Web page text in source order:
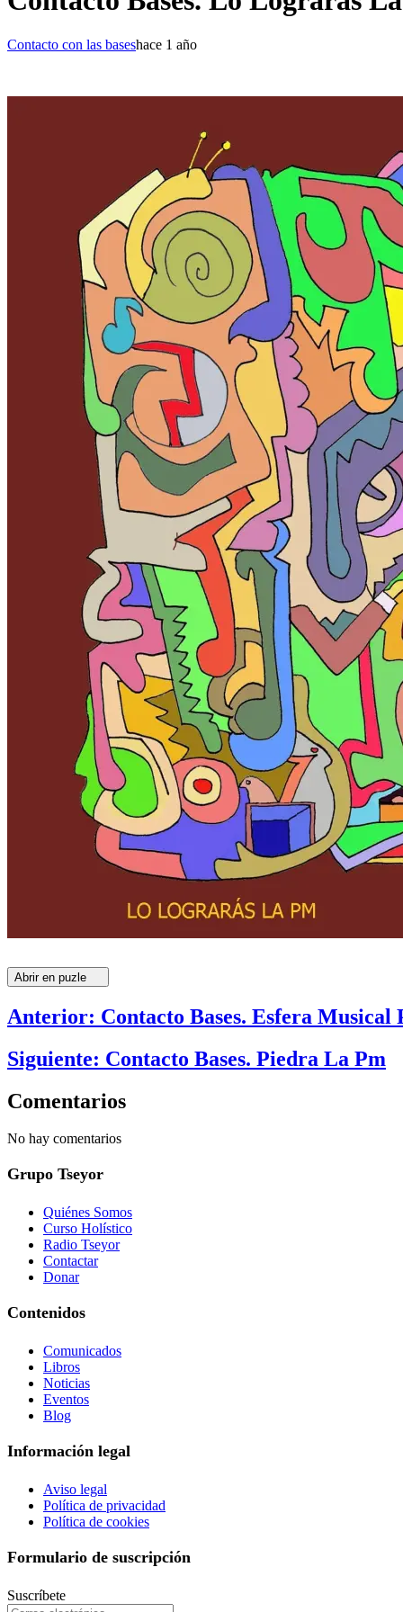
Contacto con las baseshace 1 año
Abrir en puzle
Anterior: Contacto Bases. Esfera Musical
Siguiente: Contacto Bases. Piedra La Pm
Comentarios
No hay comentarios
Grupo Tseyor
Quiénes Somos
Curso Holístico
Radio Tseyor
Contactar
Donar
Contenidos
Comunicados
Libros
Noticias
Eventos
Blog
Información legal
Aviso legal
Política de privacidad
Política de cookies
Formulario de suscripción
Suscríbete